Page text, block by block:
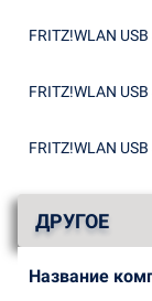
FRITZ!WLAN
FRITZ!WLAN
FRITZ!WLAN
ДРУГОЕ
Название